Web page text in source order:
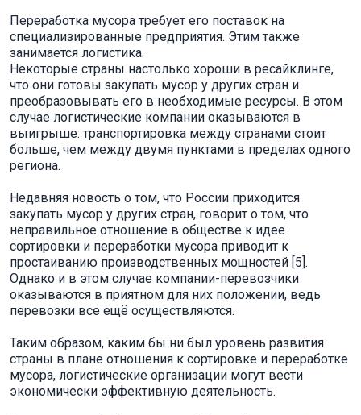
Переработка мусора требует его поставок на
специализированные предприятия. Этим также
занимается логистика.
Некоторые страны настолько хороши в ресайклинге,
что они готовы закупать мусор у других стран и
преобразовывать его в необходимые ресурсы. В этом
случае логистические компании оказываются в
выигрыше: транспортировка между странами стоит
больше, чем между двумя пунктами в пределах одного
региона.
Недавняя новость о том, что России приходится
закупать мусор у других стран, говорит о том, что
неправильное отношение в обществе к идее
сортировки и переработки мусора приводит к
простаиванию производственных мощностей [5].
Однако и в этом случае компании-перевозчики
оказываются в приятном для них положении, ведь
перевозки все ещё осуществляются.
Таким образом, каким бы ни был уровень развития
страны в плане отношения к сортировке и переработке
мусора, логистические организации могут вести
экономически эффективную деятельность.